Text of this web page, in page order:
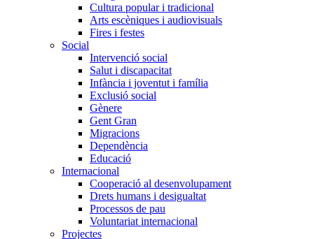
Cultura popular i tradicional
Arts escèniques i audiovisuals
Fires i festes
Social
Intervenció social
Salut i discapacitat
Infància i joventut i família
Exclusió social
Gènere
Gent Gran
Migracions
Dependència
Educació
Internacional
Cooperació al desenvolupament
Drets humans i desigualtat
Processos de pau
Voluntariat internacional
Projectes